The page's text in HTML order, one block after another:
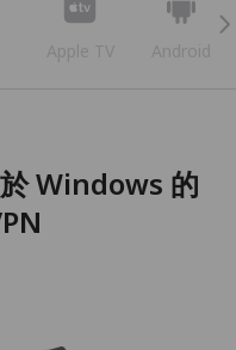
Apple TV Android
Windows 的